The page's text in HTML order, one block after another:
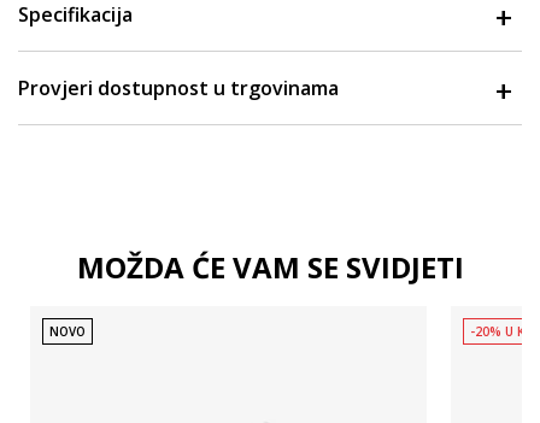
Specifikacija
Provjeri dostupnost u trgovinama
MOŽDA ĆE VAM SE SVIDJETI
NOVO -20% U